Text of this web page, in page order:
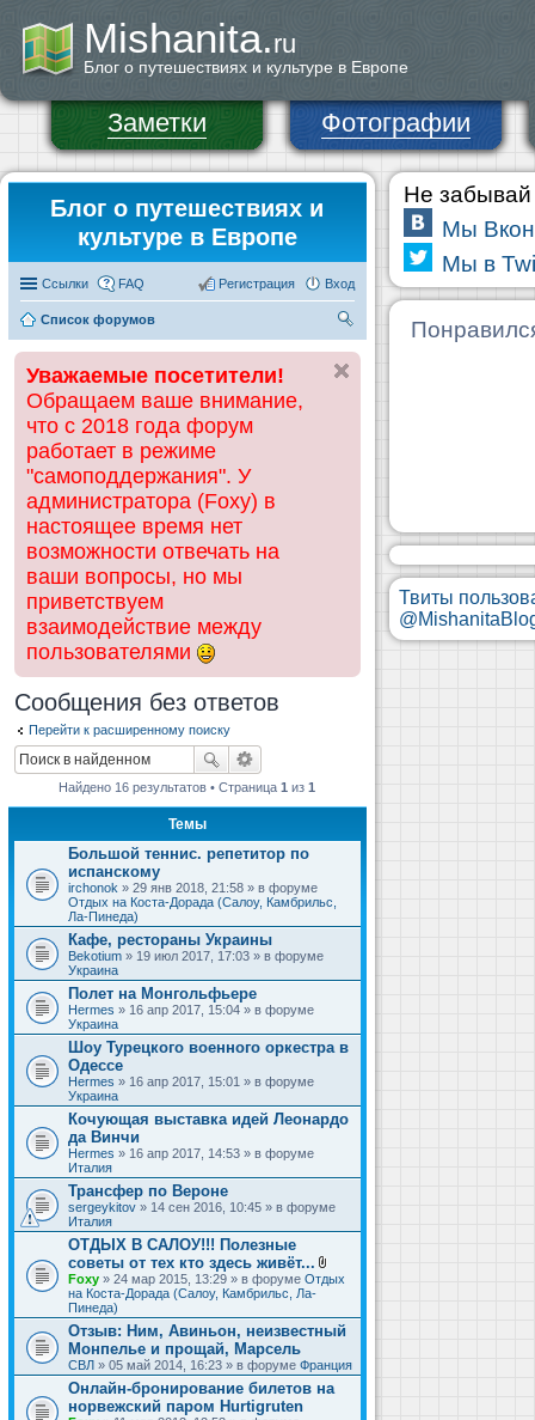
Mishanita.ru
Блог о путешествиях и культуре в Европе
Заметки Фотографии
Блог о путешествиях и
культуре в Европе
Ссылки FAQ Вход
Регистрация
Список форумов
ск
Уважаемые посетители!
Обращаем ваше внимание,
что с 2018 года форум
работает в режиме
"самоподдержания". У
администратора (Foxy) в
настоящее время нет
возможности отвечать на
ваши вопросы, но мы
приветствуем
взаимодействие между
пользователями
Сообщения без ответов
Перейти к расширенному поиску
Найдено 16 результатов • Страница1 из1
Темы
Большой теннис. репетитор по
испанскому
irchonok » 29 янв 2018, 21:58 » в форуме
Отдых на Коста-Дорада (Салоу, Камбрильс,
Ла-Пинеда)
Кафе, рестораны Украины
Bekotium » 19 июл 2017, 17:03 » в форуме
Украина
Полет на Монгольфьере
Hermes » 16 апр 2017, 15:04 » в форуме
Украина
Шоу Турецкого военного оркестра в
Одессе
Hermes » 16 апр 2017, 15:01 » в форуме
Украина
Кочующая выставка идей Леонардо
да Винчи
Hermes » 16 апр 2017, 14:53 » в форуме
Италия
Трансфер по Вероне
sergeykitov » 14 сен 2016, 10:45 » в форуме
Италия
ОТДЫХ В САЛОУ!!! Полезные
советы от тех кто здесь живёт...
В
л
ж
е
и
я
Foxy » 24 мар 2015, 13:29 » в форуме Отдых
на Коста-Дорада (Салоу, Камбрильс, Ла-
Пинеда)
Отзыв: Ним, Авиньон, неизвестный
Монпелье и прощай, Марсель
СВЛ » 05 май 2014, 16:23 » в форуме Франция
Онлайн-бронирование билетов на
норвежский паром Hurtigruten
Не забывай
Мы
Мы в
Твиты